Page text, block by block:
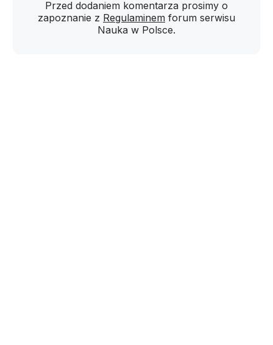
Przed dodaniem komentarza prosimy o
zapoznanie z Regulaminem forum serwisu
Nauka w Polsce.